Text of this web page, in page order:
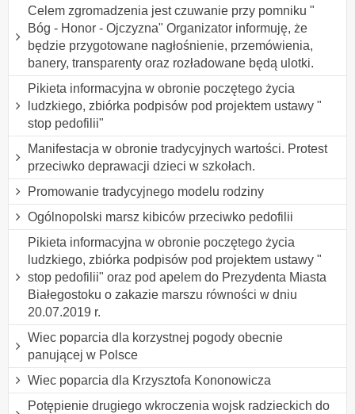
Celem zgromadzenia jest czuwanie przy pomniku "
Bóg - Honor - Ojczyzna" Organizator informuję, że
będzie przygotowane nagłośnienie, przemówienia,
banery, transparenty oraz rozładowane będą ulotki.
Pikieta informacyjna w obronie poczętego życia
ludzkiego, zbiórka podpisów pod projektem ustawy "
stop pedofilii"
Manifestacja w obronie tradycyjnych wartości. Protest
przeciwko deprawacji dzieci w szkołach.
Promowanie tradycyjnego modelu rodziny
Ogólnopolski marsz kibiców przeciwko pedofilii
Pikieta informacyjna w obronie poczętego życia
ludzkiego, zbiórka podpisów pod projektem ustawy "
stop pedofilii" oraz pod apelem do Prezydenta Miasta
Białegostoku o zakazie marszu równości w dniu
20.07.2019 r.
Wiec poparcia dla korzystnej pogody obecnie
panującej w Polsce
Wiec poparcia dla Krzysztofa Kononowicza
Potępienie drugiego wkroczenia wojsk radzieckich do